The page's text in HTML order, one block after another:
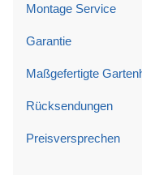
Montage Service
Garantie
Maßgefertigte
Rücksendungen
Preisversprechen